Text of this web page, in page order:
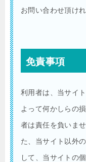
お問い合わせ頂け
免責事項
利用者は、当サイ
よって何かしらの
者は責任を負いま
た、当サイト以外
して、当サイトの